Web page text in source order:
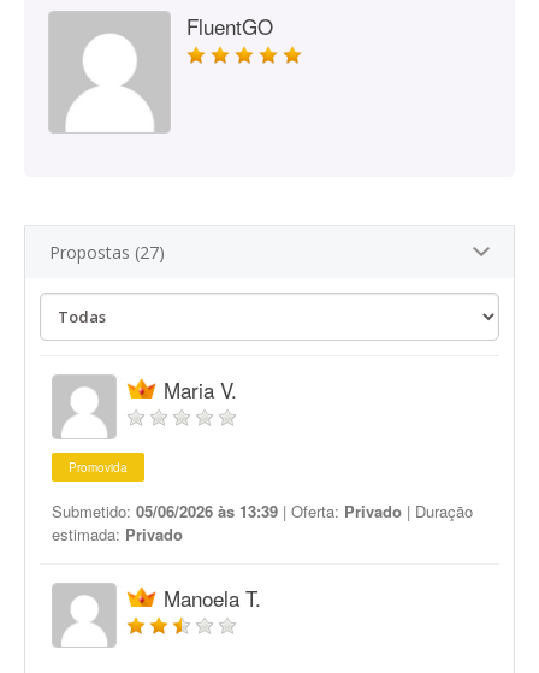
FluentGO
Propostas (27)
Maria V.
Promovida
Submetido: 05/06/2026 às 13:39 | Oferta: Privado | Duração
estimada: Privado
Manoela T.